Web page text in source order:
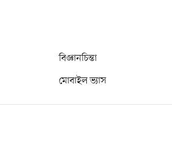
বিজ্ঞানচিন্তা
মোবাইল ভ্যাস